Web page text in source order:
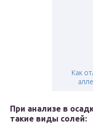
Как
При анализе в
такие виды солей: